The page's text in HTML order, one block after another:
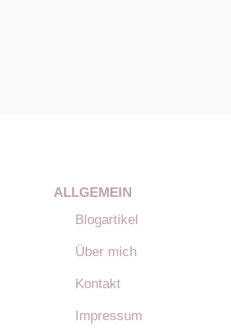
ALLGEMEIN
Blogartikel
Über mich
Kontakt
Impressum